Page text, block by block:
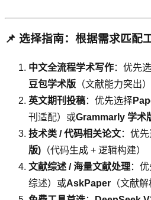
📌 选择指南：根据需求匹配
中文全流程学术写作：优先
豆包学术版 （文献能力突出）
英文期刊投稿：优先选择
刊适配）或Grammarly 学术
技术类 / 代码相关论文：优
版) （代码生成 + 逻辑构建）
文献综述 / 海量文献处理：
综述）或AskPaper （文献解